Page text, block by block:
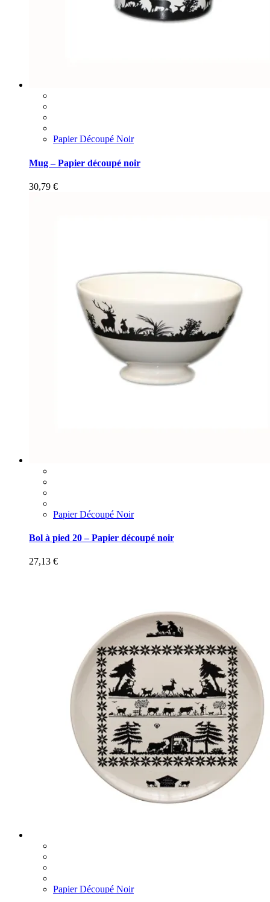
Papier Découpé Noir
Mug – Papier découpé noir
30,79 €
Papier Découpé Noir
Bol à pied 20 – Papier découpé noir
27,13 €
Papier Découpé Noir